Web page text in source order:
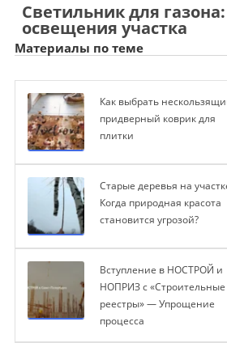
Светильник для газона:
освещения участка
Материалы по теме
Как выбрать
придверный коврик для
плитки
Старые деревья на
Когда природная красота
становится угрозой?
Вступление в НОСТРОЙ и
НОПРИЗ с «Строительные
реестры» — Упрощение
процесса